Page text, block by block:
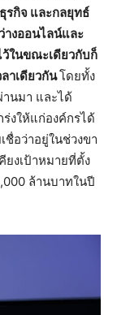
รกิจ และกลยุทธ์
งออนไลน์และ
ว้ในขณะเดียวกับก็
าเดียวกันโดยทั้ง
นมา และได้
งให้แก่องค์กรได้
ชื่อว่าอยู่ในช่วงขา
ยงเป้าหมายที่ตั้ง
ล้านบาทในปี